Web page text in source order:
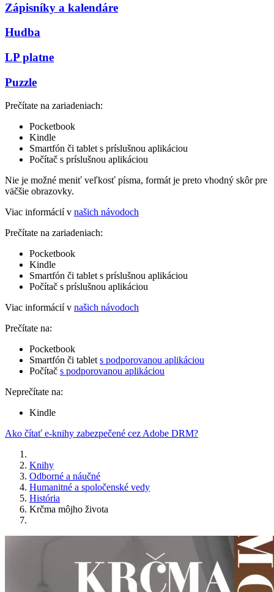
Zápisníky a kalendáre
Hudba
LP platne
Puzzle
Prečítate na zariadeniach:
Pocketbook
Kindle
Smartfón či tablet s príslušnou aplikáciou
Počítač s príslušnou aplikáciou
Nie je možné meniť veľkosť písma, formát je preto vhodný skôr pre
väčšie obrazovky.
Viac informácií v našich návodoch
Prečítate na zariadeniach:
Pocketbook
Kindle
Smartfón či tablet s príslušnou aplikáciou
Počítač s príslušnou aplikáciou
Viac informácií v našich návodoch
Prečítate na:
Pocketbook
Smartfón či tablet s podporovanou aplikáciou
Počítač s podporovanou aplikáciou
Neprečítate na:
Kindle
Ako čítať e-knihy zabezpečené cez Adobe DRM?
Knihy
Odborné a náučné
Humanitné a spoločenské vedy
História
Krčma môjho života